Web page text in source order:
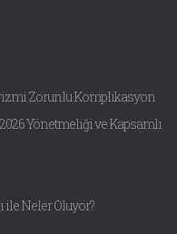
Zorunlu Komplikasyon
Yönetmeliği ve Kapsamlı
ile Neler Oluyor?